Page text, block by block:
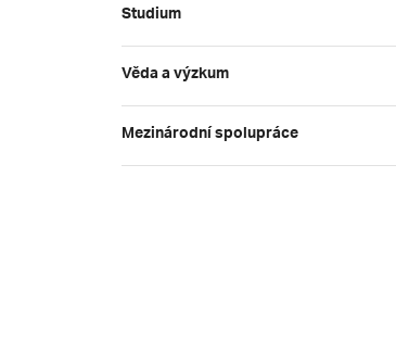
Studium
Věda a výzkum
Mezinárodní spolupráce